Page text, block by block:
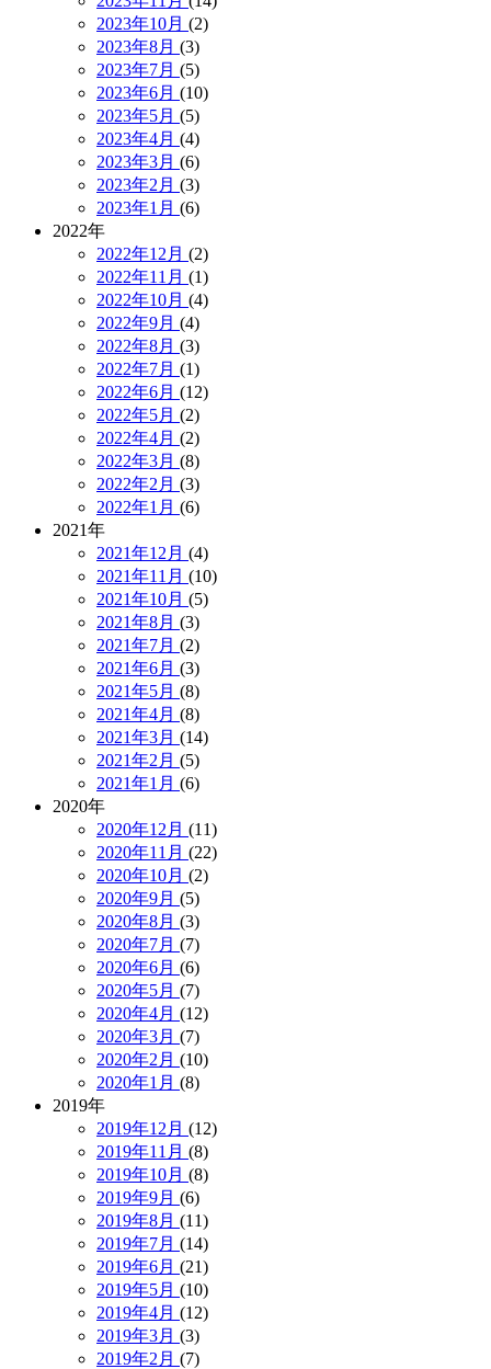
2023年10月 (2)
2023年8月 (3)
2023年7月 (5)
2023年6月 (10)
2023年5月 (5)
2023年4月 (4)
2023年3月 (6)
2023年2月 (3)
2023年1月 (6)
2022年
2022年12月 (2)
2022年11月 (1)
2022年10月 (4)
2022年9月 (4)
2022年8月 (3)
2022年7月 (1)
2022年6月 (12)
2022年5月 (2)
2022年4月 (2)
2022年3月 (8)
2022年2月 (3)
2022年1月 (6)
2021年
2021年12月 (4)
2021年11月 (10)
2021年10月 (5)
2021年8月 (3)
2021年7月 (2)
2021年6月 (3)
2021年5月 (8)
2021年4月 (8)
2021年3月 (14)
2021年2月 (5)
2021年1月 (6)
2020年
2020年12月 (11)
2020年11月 (22)
2020年10月 (2)
2020年9月 (5)
2020年8月 (3)
2020年7月 (7)
2020年6月 (6)
2020年5月 (7)
2020年4月 (12)
2020年3月 (7)
2020年2月 (10)
2020年1月 (8)
2019年
2019年12月 (12)
2019年11月 (8)
2019年10月 (8)
2019年9月 (6)
2019年8月 (11)
2019年7月 (14)
2019年6月 (21)
2019年5月 (10)
2019年4月 (12)
2019年3月 (3)
2019年2月 (7)